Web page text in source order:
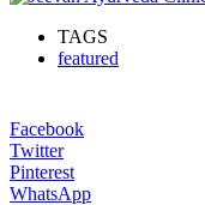
TAGS
featured
Facebook
Twitter
Pinterest
WhatsApp